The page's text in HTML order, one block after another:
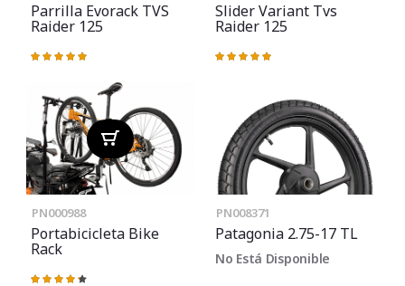
Parrilla Evorack TVS
Raider 125
Valoración:
Slider Variant Tvs
Raider 125
Valoración:
PN000988
Portabicicleta Bike
Rack
Valoración:
PN008371
Patagonia 2.75-17 TL
No Está Disponible